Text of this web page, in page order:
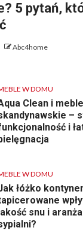
5 pytań,
Abc4home
W DOMU
Clean i meble
–
i
W DOMU
łóżko
snu i